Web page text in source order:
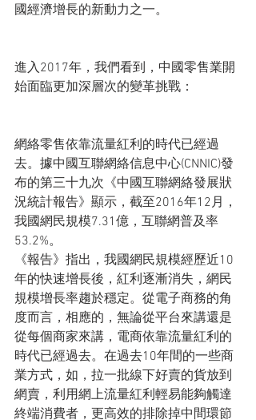
國經濟增長的新動力之一。
進入2017年，我們看到，中國零售業開
始面臨更加深層次的變革挑戰：
網絡零售依靠流量紅利的時代已經過
去。據中國互聯網絡信息中心(CNNIC)發
布的第三十九次《中國互聯網絡發展狀
況統計報告》顯示，截至2016年12月，
我國網民規模7.31億，互聯網普及率
53.2%。
《報告》指出，我國網民規模經歷近10
年的快速增長後，紅利逐漸消失，網民
規模增長率趨於穩定。從電子商務的角
度而言，相應的，無論從平台來講還是
從每個商家來講，電商依靠流量紅利的
時代已經過去。在過去10年間的一些商
業方式，如，拉一批線下好賣的貨放到
網賣，利用網上流量紅利輕易能夠觸達
終端消費者，更高效的排除掉中間環節